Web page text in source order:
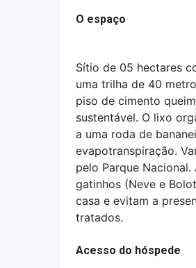
O espaço
Sítio de 05 hectares
uma trilha de 40
piso de cimento
sustentável. O lixo
a uma roda de
evapotranspiração.
pelo Parque
gatinhos (Neve e
casa e evitam a
tratados.
Acesso do hóspede